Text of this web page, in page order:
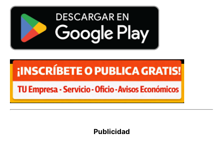
Publicidad